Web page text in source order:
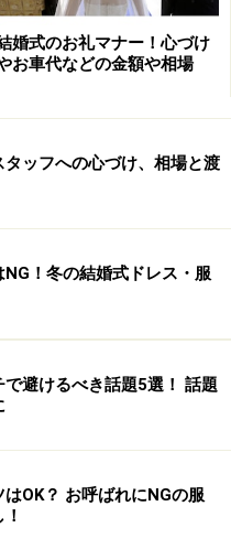
、ファッションよりもブ
ます。
座ビルディング1F
たブライダルジュエリー
も4店舗を構えているブ
座本店は、地下1階から3
ュエリーで埋め尽くされ
ダイヤモンドルースの品
と言って良いでしょう。
婚式のお礼マナー！心づけ
お車代などの金額や相場
ッフへの心づけ、相場と渡
！冬の結婚式ドレス・服
避けるべき話題5選！ 話題
OK？ お呼ばれにNGの服